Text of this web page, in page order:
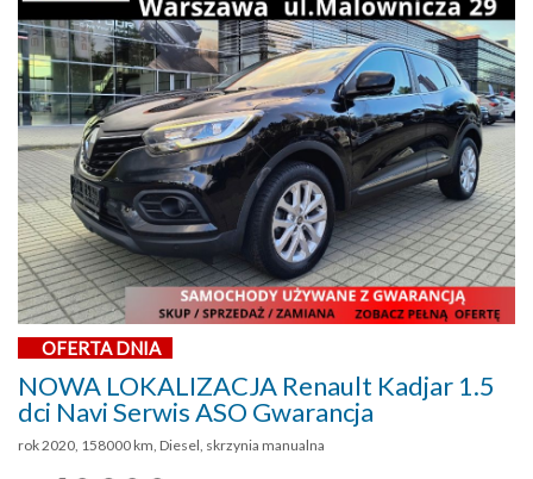
OFERTA DNIA
NOWA LOKALIZACJA Renault Kadjar 1.5
dci Navi Serwis ASO Gwarancja
rok 2020, 158000 km, Diesel, skrzynia manualna